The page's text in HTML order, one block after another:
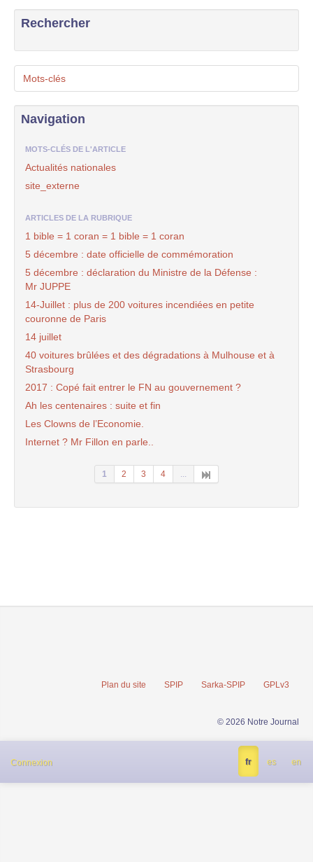
Rechercher
Mots-clés
Navigation
MOTS-CLÉS DE L'ARTICLE
Actualités nationales
site_externe
ARTICLES DE LA RUBRIQUE
1 bible = 1 coran = 1 bible = 1 coran
5 décembre : date officielle de commémoration
5 décembre : déclaration du Ministre de la Défense :
Mr JUPPE
14-Juillet : plus de 200 voitures incendiées en petite
couronne de Paris
14 juillet
40 voitures brûlées et des dégradations à Mulhouse et à
Strasbourg
2017 : Copé fait entrer le FN au gouvernement ?
Ah les centenaires : suite et fin
Les Clowns de l’Economie.
Internet ? Mr Fillon en parle..
1 2 3 4 ...
Plan du site SPIP Sarka-SPIP GPLv3
© 2026 Notre Journal
Connexion fr es en